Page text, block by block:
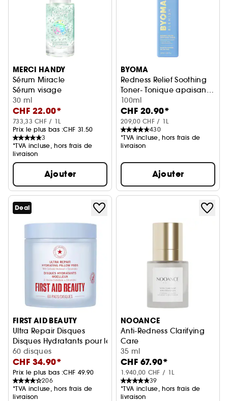
MERCI HANDY
Sérum Miracle
Sérum visage
30 ml
CHF 22.00*
733,33 CHF / 1L
Prix le plus bas :CHF 31.50
3
*TVA incluse, hors frais de
livraison
Ajouter
BYOMA
Redness Relief Soothing
Toner- Tonique apaisant
anti-rougeurs
100ml
CHF 20.90*
209,00 CHF / 1L
430
*TVA incluse, hors frais de
livraison
Ajouter
Deal
FIRST AID BEAUTY
Ultra Repair Disques
Disques Hydratants pour le visage aux Céramides
60 disques
CHF 34.90*
Prix le plus bas :CHF 49.90
206
*TVA incluse, hors frais de
livraison
NOOANCE
Anti-Redness Clarifying
Care
Sérum anti-rougeur & anti-
35 ml
CHF 67.90*
1.940,00 CHF / 1L
39
*TVA incluse, hors frais de
livraison